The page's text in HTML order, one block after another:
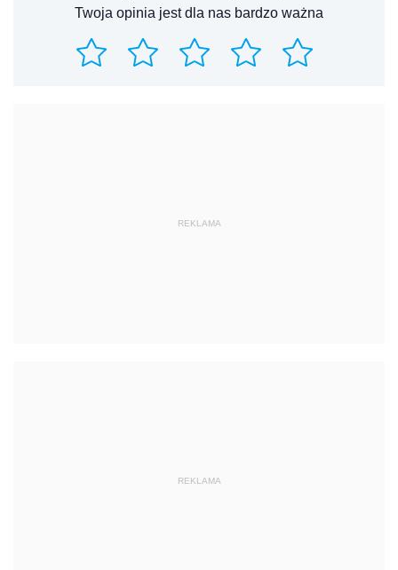
Twoja opinia jest dla nas bardzo ważna
REKLAMA
REKLAMA